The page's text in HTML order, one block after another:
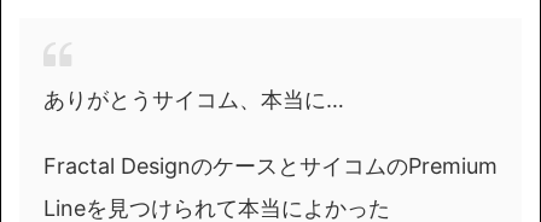
ありがとうサイコム、本当に…
Fractal DesignのケースとサイコムのPremium
Lineを見つけられて本当によかった